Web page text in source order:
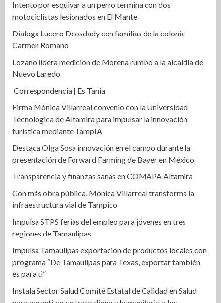
Intento por esquivar a un perro termina con dos
motociclistas lesionados en El Mante
Dialoga Lucero Deosdady con familias de la colonia
Carmen Romano
Lozano lidera medición de Morena rumbo a la alcaldía de
Nuevo Laredo
Correspondencia | Es Tania
Firma Mónica Villarreal convenio con la Universidad
Tecnológica de Altamira para impulsar la innovación
turística mediante TampIA
Destaca Olga Sosa innovación en el campo durante la
presentación de Forward Farming de Bayer en México
Transparencia y finanzas sanas en COMAPA Altamira
Con más obra pública, Mónica Villarreal transforma la
infraestructura vial de Tampico
Impulsa STPS ferias del empleo para jóvenes en tres
regiones de Tamaulipas
Impulsa Tamaulipas exportación de productos locales con
programa “De Tamaulipas para Texas, exportar también
es para ti”
Instala Sector Salud Comité Estatal de Calidad en Salud